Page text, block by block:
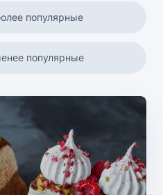
популярные
популярные